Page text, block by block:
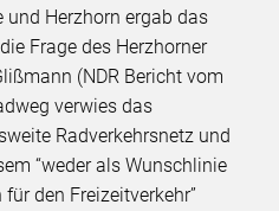
Herzhorn ergab das
Frage des Herzhorner
(NDR Bericht vom
verwies das
Radverkehrsnetz und
“weder als Wunschlinie
den Freizeitverkehr”